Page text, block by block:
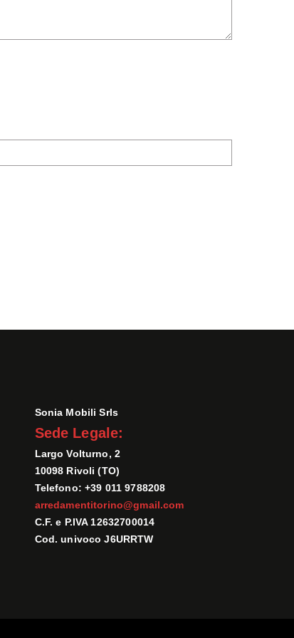
Sonia Mobili Srls
Sede Legale:
Largo Volturno, 2
10098 Rivoli (TO)
Telefono: +39 011 9788208
arredamentitorino@gmail.com
C.F. e P.IVA 12632700014
Cod. univoco J6URRTW